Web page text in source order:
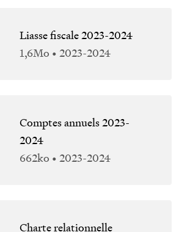
Liasse fiscale 2023-2024
1,6Mo • 2023-2024
Comptes annuels 2023-
2024
662ko • 2023-2024
Charte relationnelle